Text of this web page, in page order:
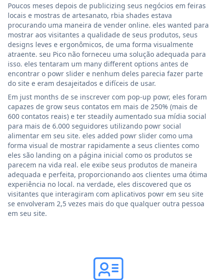
Poucos meses depois de publicizing seus negócios em feiras
locais e mostras de artesanato, rbia shades estava
procurando uma maneira de vender online. eles wanted para
mostrar aos visitantes a qualidade de seus produtos, seus
designs leves e ergonômicos, de uma forma visualmente
atraente. seu Pico não forneceu uma solução adequada para
isso. eles tentaram um many different options antes de
encontrar o powr slider e nenhum deles parecia fazer parte
do site e eram desajeitados e difíceis de usar.
Em just months de se inscrever com pop-up powr, eles foram
capazes de grow seus contatos em mais de 250% (mais de
600 contatos reais) e ter steadily aumentado sua mídia social
para mais de 6.000 seguidores utilizando powr social
alimentar em seu site. eles added powr slider como uma
forma visual de mostrar rapidamente a seus clientes como
eles são landing on a página inicial como os produtos se
parecem na vida real. ele exibe seus produtos de maneira
adequada e perfeita, proporcionando aos clientes uma ótima
experiência no local. na verdade, eles discovered que os
visitantes que interagiram com aplicativos powr em seu site
se envolveram 2,5 vezes mais do que qualquer outra pessoa
em seu site.